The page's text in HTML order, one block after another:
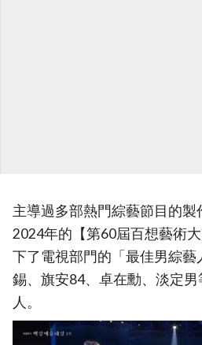
主導過多部熱門綜藝節目的
2024年的【第60屆百想藝術
下了電視部門的「最佳男綜藝
錫、旗安84、卓在勳、淡定
人。